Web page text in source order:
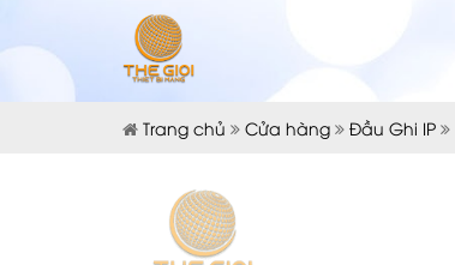
Trang chủ Cửa hàng Đầu Ghi IP